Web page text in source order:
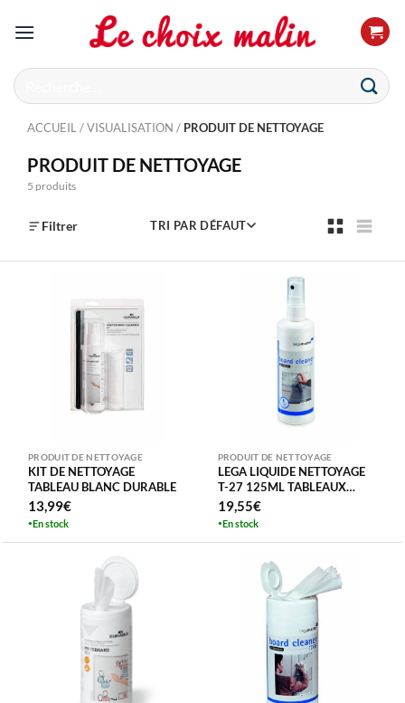
Recherche
pour :
ACCUEIL /VISUALISATION / PRODUIT DE NETTOYAGE
PRODUIT DE NETTOYAGE
5 produits
Filtrer TRI PAR DÉFAUT
PRODUIT DE NETTOYAGE
KIT DE NETTOYAGE
TABLEAU BLANC DURABLE
13,99€
En stock
PRODUIT DE NETTOYAGE
LEGA LIQUIDE NETTOYAGE
T-27 125ML TABLEAUX
BLANCS – VERRE
REPSECTUEUX
19,55€
En stock